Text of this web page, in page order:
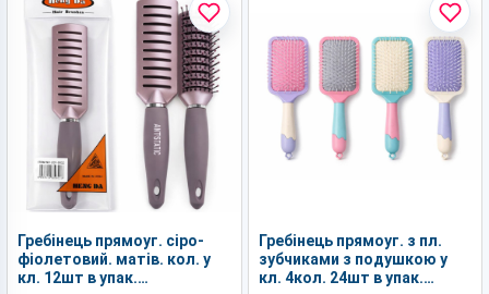
Гребінець прямоуг. сіро-
фіолетовий. матів. кол. у
кл. 12шт в упак.
Гребінець прямоуг. з пл.
зубчиками з подушкою у
кл. 4кол. 24шт в упак.